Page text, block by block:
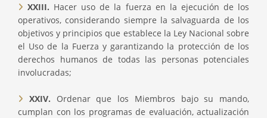
XXIII. Hacer uso de la fuerza en la ejecución de los
operativos, considerando siempre la salvaguarda de los
objetivos y principios que establece la Ley Nacional sobre
el Uso de la Fuerza y garantizando la protección de los
derechos humanos de todas las personas potenciales
involucradas;
XXIV. Ordenar que los Miembros bajo su mando,
cumplan con los programas de evaluación, actualización